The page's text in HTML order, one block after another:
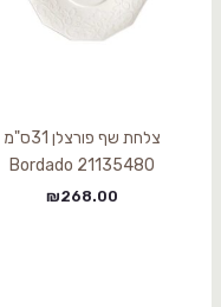
צלחת שף פורצלן 31ס"מ
Bordado 21135480
₪268.00